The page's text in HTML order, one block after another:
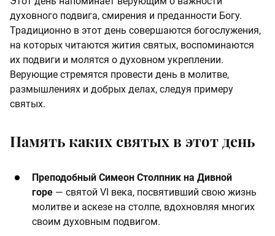
духовного подвига, смирения и преданности Богу.
Традиционно в этот день совершаются богослужения,
на которых читаются жития святых, воспоминаются
их подвиги и молятся о духовном укреплении.
Верующие стремятся провести день в молитве,
размышлениях и добрых делах, следуя примеру
святых.
Память каких святых в этот день
Преподобный Симеон Столпник на Дивной
горе — святой VI века, посвятивший свою жизнь
молитве и аскезе на столпе, вдохновляя многих
своим духовным подвигом.